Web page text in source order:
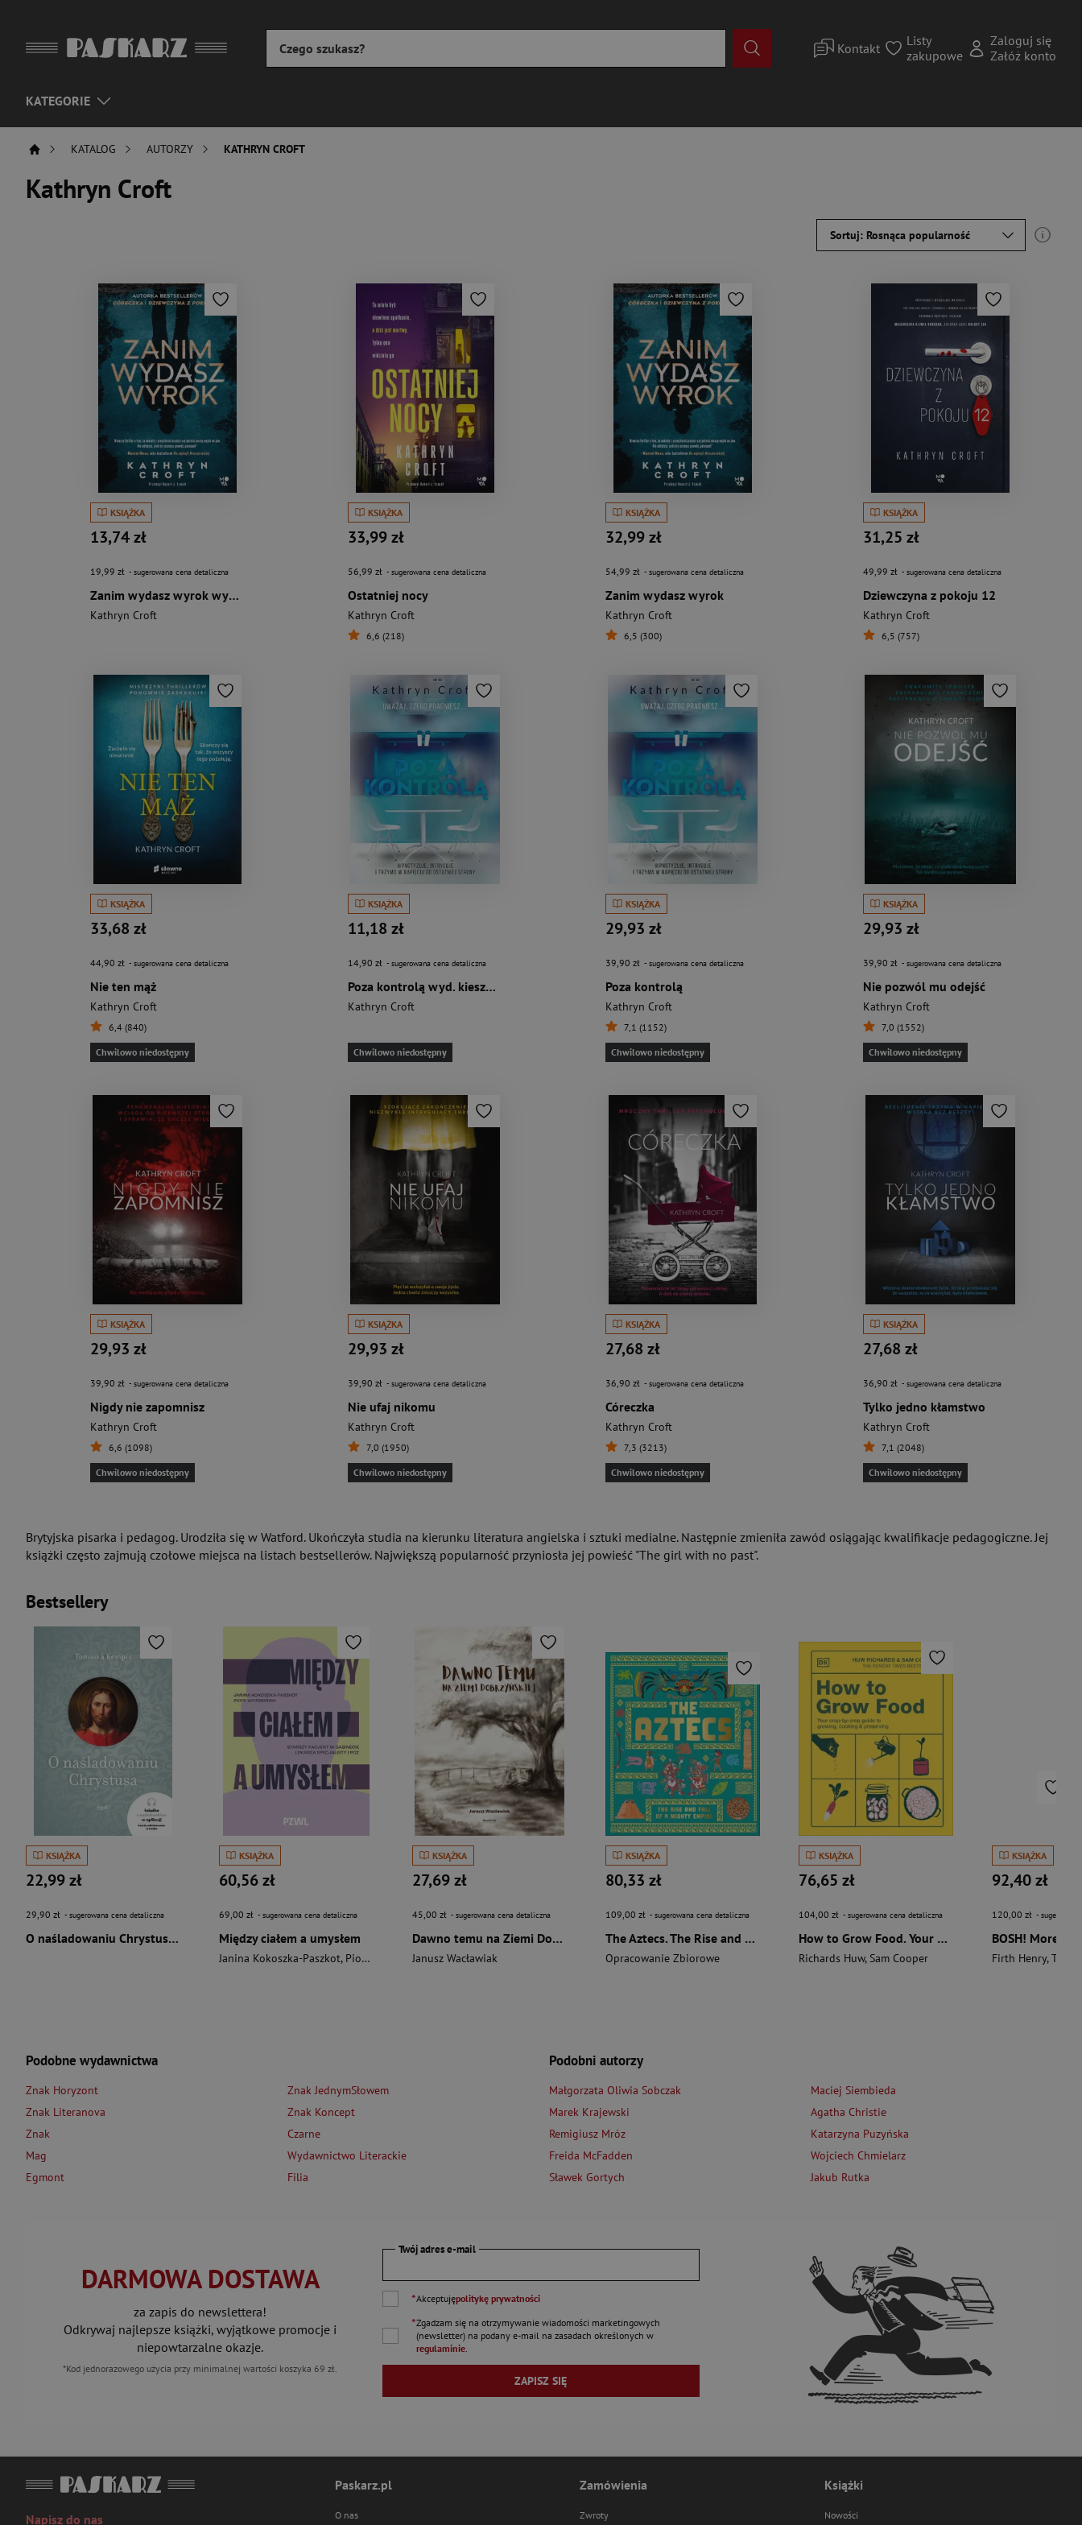
Kontakt
Listy
zakupowe
Zaloguj się
Załóż konto
KATEGORIE
KATALOG AUTORZY KATHRYN CROFT
Kathryn Croft
Sortuj: Rosnąca popularność
KSIĄŻKA
13,74 zł
19,99 zł - sugerowana cena detaliczna
Zanim wydasz wyrok wyd. kieszonkowe
Kathryn Croft
KSIĄŻKA
33,99 zł
56,99 zł - sugerowana cena detaliczna
Ostatniej nocy
Kathryn Croft
6,6 (218)
KSIĄŻKA
32,99 zł
54,99 zł - sugerowana cena detaliczna
Zanim wydasz wyrok
Kathryn Croft
6,5 (300)
KSIĄŻKA
31,25 zł
49,99 zł - sugerowana cena detaliczna
Dziewczyna z pokoju 12
Kathryn Croft
6,5 (757)
KSIĄŻKA
33,68 zł
44,90 zł - sugerowana cena detaliczna
Nie ten mąż
Kathryn Croft
6,4 (840)
Chwilowo niedostępny
KSIĄŻKA
11,18 zł
14,90 zł - sugerowana cena detaliczna
Poza kontrolą wyd. kieszonkowe
Kathryn Croft
Chwilowo niedostępny
KSIĄŻKA
29,93 zł
39,90 zł - sugerowana cena detaliczna
Poza kontrolą
Kathryn Croft
7,1 (1152)
Chwilowo niedostępny
KSIĄŻKA
29,93 zł
39,90 zł - sugerowana cena detaliczna
Nie pozwól mu odejść
Kathryn Croft
7,0 (1552)
Chwilowo niedostępny
KSIĄŻKA
29,93 zł
39,90 zł - sugerowana cena detaliczna
Nigdy nie zapomnisz
Kathryn Croft
6,6 (1098)
Chwilowo niedostępny
KSIĄŻKA
29,93 zł
39,90 zł - sugerowana cena detaliczna
Nie ufaj nikomu
Kathryn Croft
7,0 (1950)
Chwilowo niedostępny
KSIĄŻKA
27,68 zł
36,90 zł - sugerowana cena detaliczna
Córeczka
Kathryn Croft
7,3 (3213)
Chwilowo niedostępny
KSIĄŻKA
27,68 zł
36,90 zł - sugerowana cena detaliczna
Tylko jedno kłamstwo
Kathryn Croft
7,1 (2048)
Chwilowo niedostępny
Brytyjska pisarka i pedagog. Urodziła się w Watford. Ukończyła studia na kierunku literatura angielska i sztuki medialne. Następnie zmieniła zawód osiągając kwalifikacje pedagogiczne. Jej
książki często zajmują czołowe miejsca na listach bestsellerów. Największą popularność przyniosła jej powieść "The girl with no past".
Bestsellery
KSIĄŻKA
22,99 zł
29,90 zł - sugerowana cena detaliczna
O naśladowaniu Chrystusa wyd. 2026
KSIĄŻKA
60,56 zł
69,00 zł - sugerowana cena detaliczna
Między ciałem a umysłem
Janina Kokoszka-Paszkot, Piotr Wierzbiński
KSIĄŻKA
27,69 zł
45,00 zł - sugerowana cena detaliczna
Dawno temu na Ziemi Dobrzyńskiej
Janusz Wacławiak
KSIĄŻKA
80,33 zł
109,00 zł - sugerowana cena detaliczna
The Aztecs. The Rise and Fall of a Mighty Empire
Opracowanie Zbiorowe
KSIĄŻKA
76,65 zł
104,00 zł - sugerowana cena detaliczna
How to Grow Food. Your Crop-by-Crop Guide to Growing, Cooking, & Preserving
Richards Huw, Sam Cooper
KSIĄŻKA
92,40 zł
120,00 zł -
Firth Henry,
Podobne wydawnictwa
Znak Horyzont
Znak Literanova
Znak
Mag
Egmont
Znak JednymSłowem
Znak Koncept
Czarne
Wydawnictwo Literackie
Filia
Podobni autorzy
Małgorzata Oliwia Sobczak
Marek Krajewski
Remigiusz Mróz
Freida McFadden
Sławek Gortych
Maciej Siembieda
Agatha Christie
Katarzyna Puzyńska
Wojciech Chmielarz
Jakub Rutka
DARMOWA DOSTAWA
za zapis do newslettera!
Odkrywaj najlepsze książki, wyjątkowe promocje i
niepowtarzalne okazje.
*Kod jednorazowego użycia przy minimalnej wartości koszyka 69 zł.
Twój adres e-mail
*Akceptujępolitykę prywatności
*Zgadzam się na otrzymywanie wiadomości marketingowych
(newsletter) na podanye-mail na zasadach określonych w
regulaminie
ZAPISZ SIĘ
Napisz do nas
Paskarz.pl
O nas
Zamówienia
Zwroty
Książki
Nowości